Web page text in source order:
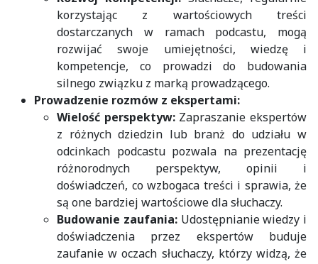
korzystając z wartościowych treści
dostarczanych w ramach podcastu, mogą
rozwijać swoje umiejętności, wiedzę i
kompetencje, co prowadzi do budowania
silnego związku z marką prowadzącego.
Prowadzenie rozmów z ekspertami:
Wielość perspektyw:Zapraszanie ekspertów
z różnych dziedzin lub branż do udziału w
odcinkach podcastu pozwala na prezentację
różnorodnych perspektyw, opinii i
doświadczeń, co wzbogaca treści i sprawia, że
są one bardziej wartościowe dla słuchaczy.
Budowanie zaufania:Udostępnianie wiedzy i
doświadczenia przez ekspertów buduje
zaufanie w oczach słuchaczy, którzy widzą, że